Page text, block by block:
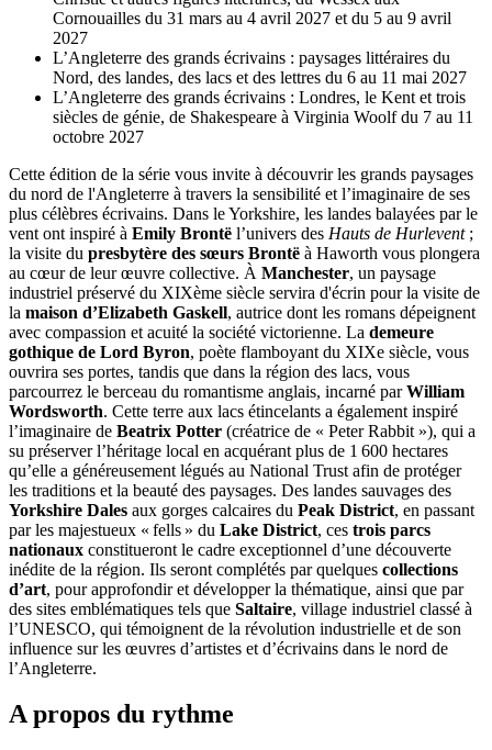
Cornouailles du 31 mars au 4 avril 2027 et du 5 au 9 avril
2027
L’Angleterre des grands écrivains : paysages littéraires du
Nord, des landes, des lacs et des lettres du 6 au 11 mai 2027
L’Angleterre des grands écrivains : Londres, le Kent et trois
siècles de génie, de Shakespeare à Virginia Woolf du 7 au 11
octobre 2027
Cette édition de la série vous invite à découvrir les grands paysages
du nord de l'Angleterre à travers la sensibilité et l’imaginaire de ses
plus célèbres écrivains. Dans le Yorkshire, les landes balayées par le
vent ont inspiré à Emily Brontë l’univers des Hauts de Hurlevent;
la visite du presbytère des sœurs Brontë à Haworth vous plongera
au cœur de leur œuvre collective. À Manchester, un paysage
industriel préservé du XIXème siècle servira d'écrin pour la visite de
la maison d’Elizabeth Gaskell, autrice dont les romans dépeignent
avec compassion et acuité la société victorienne. La demeure
gothique de Lord Byron, poète flamboyant du XIXe siècle, vous
ouvrira ses portes, tandis que dans la région des lacs, vous
parcourrez le berceau du romantisme anglais, incarné parWilliam
Wordsworth. Cette terre aux lacs étincelants a également inspiré
l’imaginaire de Beatrix Potter (créatrice de « Peter Rabbit »), qui a
su préserver l’héritage local en acquérant plus de 1 600 hectares
qu’elle a généreusement légués au National Trust afin de protéger
les traditions et la beauté des paysages. Des landes sauvages des
Yorkshire Dales aux gorges calcaires du Peak District, en passant
par les majestueux « fells » du Lake District, ces trois parcs
nationaux constitueront le cadre exceptionnel d’une découverte
inédite de la région. Ils seront complétés par quelques collections
d’art, pour approfondir et développer la thématique, ainsi que par
des sites emblématiques tels que Saltaire, village industriel classé à
l’UNESCO, qui témoignent de la révolution industrielle et de son
influence sur les œuvres d’artistes et d’écrivains dans le nord de
l’Angleterre.
A propos du rythme